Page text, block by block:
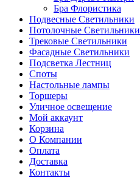
Бра Флористика
Подвесные Светильники
Потолочные Светильники
Трековые Светильники
Фасадные Светильники
Подсветка Лестниц
Споты
Настольные лампы
Торшеры
Уличное освещение
Мой аккаунт
Корзина
О Компании
Оплата
Доставка
Контакты